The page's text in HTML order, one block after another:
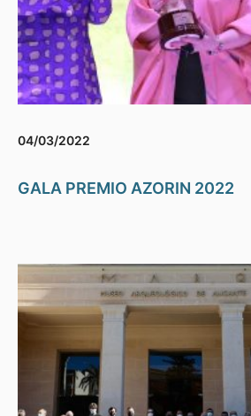
04/03/2022
GALA PREMIO AZORIN 2022